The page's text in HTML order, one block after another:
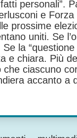
personali”.
e Forza
prossime
uniti. Se
Se la
e chiara. Più
ciascuno
accanto a